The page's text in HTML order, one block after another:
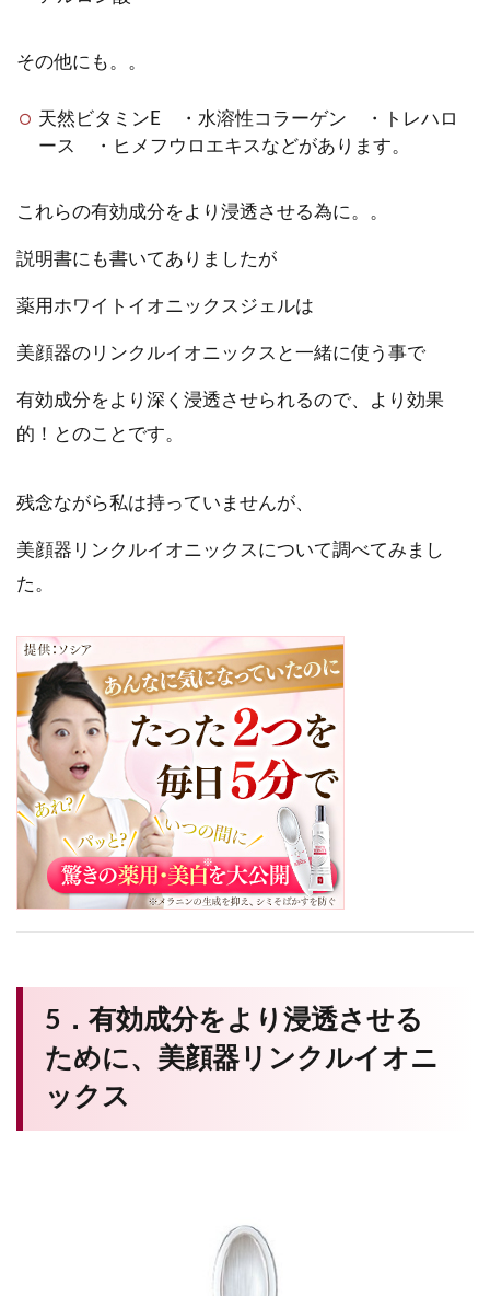
その他にも。。
天然ビタミンE ・水溶性コラーゲン ・トレハロ
ース ・ヒメフウロエキスなどがあります。
これらの有効成分をより浸透させる為に。。
説明書にも書いてありましたが
薬用ホワイトイオニックスジェルは
美顔器のリンクルイオニックスと一緒に使う事で
有効成分をより深く浸透させられるので、より効果
的！とのことです。
残念ながら私は持っていませんが、
美顔器リンクルイオニックスについて調べてみまし
た。
5．有効成分をより浸透させる
ために、美顔器リンクルイオニ
ックス